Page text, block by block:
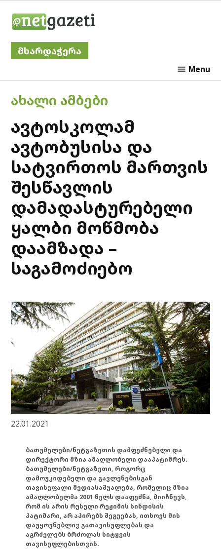
მხარდაჭერა
Menu
POSTED
ᲐᲮᲐᲚᲘ ᲐᲛᲑᲔᲑᲘ
ავტოსკოლამ
ავტობუსისა და
სატვირთოს მართვის
შესწავლის
დამადასტურებელი
ყალბი მოწმობა
დაამზადა –
საგამოძიებო
22.01.2021
ბათუმელები/ნეტგაზეთის დამფუძნებელი და
დირექტორი მზია ამაღლობელი დააპატიმრეს.
ბათუმელები/ნეტგაზეთი, როგორც
დამოუკიდებელი და გავლენებისგან
თავისუფალი მედიასაშუალება, რომელიც მზია
ამაღლობელმა 2001 წელს დააფუძნა, მიიჩნევს,
რომ ის არის რუსული რეჟიმის სინდისის
პატიმარი, არ აპირებს შეგუებას, ითხოვს მის
დაუყოვნებლივ გათავისუფლებას და
აგრძელებს ბრძოლას სიტყვის
თავისუფლებისთვის.